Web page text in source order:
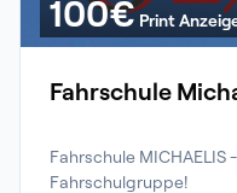
100€ Print
Fahrschule
Fahrschule
Fahrschulgruppe!